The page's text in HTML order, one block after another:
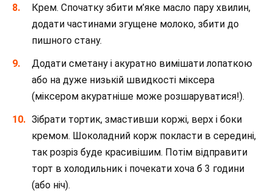
Крем. Спочатку збити м’яке масло пару хвилин,
додати частинами згущене молоко, збити до
пишного стану.
Додати сметану і акуратно вимішати лопаткою
або на дуже низькій швидкості міксера
(міксером акуратніше може розшаруватися!).
Зібрати тортик, змастивши коржі, верх і боки
кремом. Шоколадний корж покласти в середині,
так розріз буде красивішим. Потім відправити
торт в холодильник і почекати хоча б 3 години
(або ніч).